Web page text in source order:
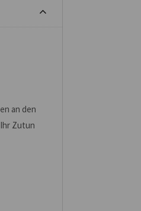
an den
Zutun